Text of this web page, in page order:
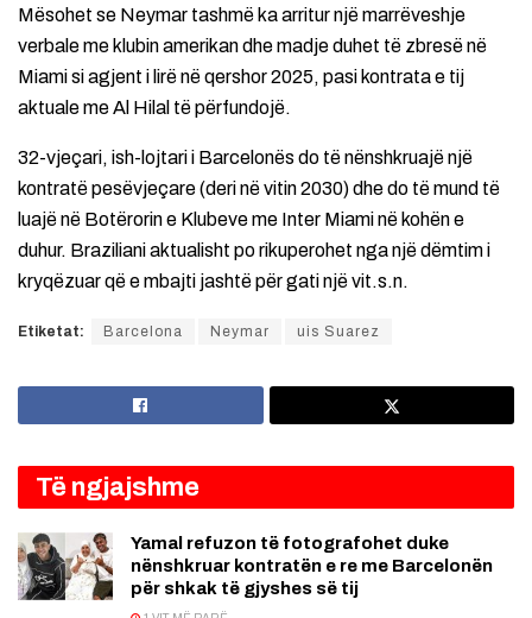
Mësohet se Neymar tashmë ka arritur një marrëveshje
verbale me klubin amerikan dhe madje duhet të zbresë në
Miami si agjent i lirë në qershor 2025, pasi kontrata e tij
aktuale me Al Hilal të përfundojë.
32-vjeçari, ish-lojtari i Barcelonës do të nënshkruajë një
kontratë pesëvjeçare (deri në vitin 2030) dhe do të mund të
luajë në Botërorin e Klubeve me Inter Miami në kohën e
duhur. Braziliani aktualisht po rikuperohet nga një dëmtim i
kryqëzuar që e mbajti jashtë për gati një vit.s.n.
Etiketat: Barcelona Neymar uis Suarez
Të ngjajshme
Yamal refuzon të fotografohet duke
nënshkruar kontratën e re me Barcelonën
për shkak të gjyshes së tij